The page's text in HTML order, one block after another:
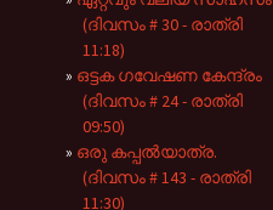
(ദിവസം # 30 - രാത്രി
11:18)
ഒട്ടക ഗവേഷണ കേന്ദ്രം
(ദിവസം # 24 - രാത്രി
09:50)
ഒരു കപ്പൽയാത്ര.
(ദിവസം # 143 - രാത്രി
11:30)